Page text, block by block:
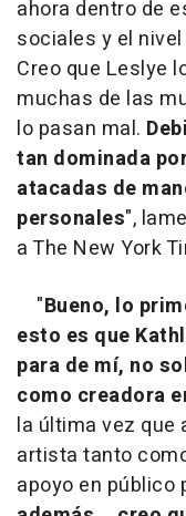
ahora dentro de
sociales y el
Creo que Leslye
muchas de las
lo pasan mal.
tan dominada
atacadas de
personales",
a The New York
"Bueno, lo
esto es que
para de mí, no
como creadora
la última vez que
artista tanto
apoyo en público